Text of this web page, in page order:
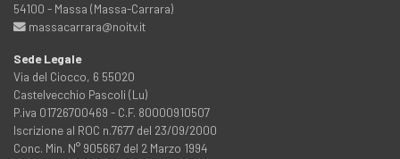
54100 - Massa (Massa-Carrara)
massacarrara@noitv.it
Sede Legale
Via del Ciocco, 6 55020
Castelvecchio Pascoli (Lu)
P.iva 01726700469 - C.F. 80000910507
Iscrizione al ROC n.7677 del 23/09/2000
Conc. Min. N° 905667 del 2 Marzo 1994